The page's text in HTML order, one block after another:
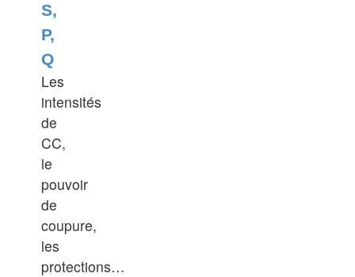
S,
P,
Q
Les
intensités
de
CC,
le
pouvoir
de
coupure,
les
protections…